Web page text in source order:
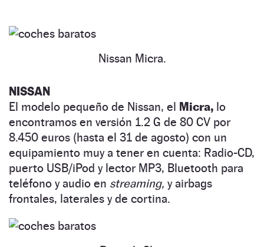
Nissan Micra.
NISSAN
El modelo pequeño de Nissan, el Micra, lo
encontramos en versión 1.2 G de 80 CV por
8.450 euros (hasta el 31 de agosto) con un
equipamiento muy a tener en cuenta: Radio-CD,
puerto USB/iPod y lector MP3, Bluetooth para
teléfono y audio en streaming, y airbags
frontales, laterales y de cortina.